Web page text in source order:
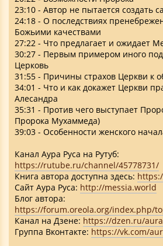
23:10 - Автор не пытается создать
24:18 - О последствиях
Божьими качествами
27:22 - Что предлагает и ожидает
30:27 - Первым примером иного
Церковь
31:55 - Причины страхов Церкви к
34:01 - Что и как докажет Церкви
Алесандра
35:31 - Против чего выступает
Пророка Мухаммеда)
39:03 - Особенности женского
Канал Аура Руса на Рутуб:
https://rutube.ru/channel/45778731/
Книга автора доступна здесь:
Cайт Аура Руса: http://messia.world
Блог автора:
https://forum.oreola.org/index.php/
Канал на Дзене: https://dzen.ru/
Группа Вконтакте: https://vk.com/